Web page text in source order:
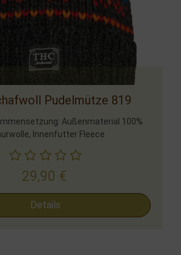
Pudelmütze 819
Außenmaterial 100%
Innenfutter Fleece
29,90 €
Details